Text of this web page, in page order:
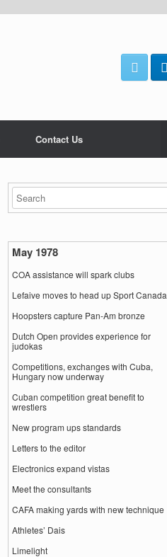
Contact Us
May 1978
COA assistance will spark clubs
Lefaive moves to head up Sport Canada
Hoopsters capture Pan-Am bronze
Dutch Open provides experience for
judokas
Competitions, exchanges with Cuba,
Hungary now underway
Cuban competition great benefit to
wrestlers
New program ups standards
Letters to the editor
Electronics expand vistas
Meet the consultants
CAFA making yards with new technique
Athletes’ Dais
Limelight